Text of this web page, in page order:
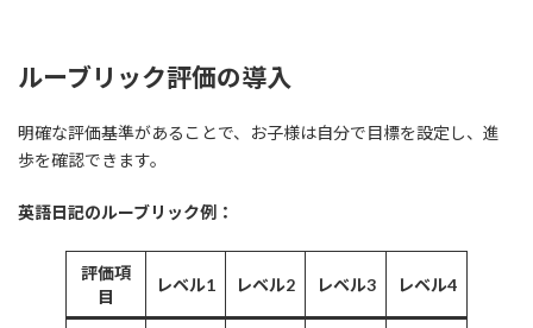
ルーブリック評価の導入
明確な評価基準があることで、お子様は自分で目標を設定し、進
歩を確認できます。
英語日記のルーブリック例：
評価項
目
レベル1 レベル2 レベル3 レベル4